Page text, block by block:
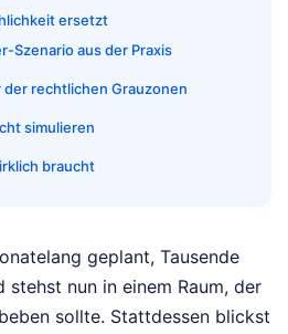
ersetzt
Szenario aus der Praxis
rechtlichen Grauzonen
simulieren
braucht
geplant, Tausende
nun in einem Raum, der
sollte. Stattdessen blickst